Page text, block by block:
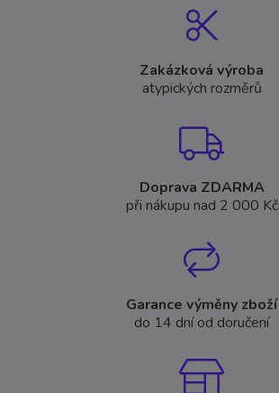
Zakázková výroba
atypických rozměrů
Doprava ZDARMA
při nákupu nad 2 000 Kč
Garance výměny zboží
do 14 dní od doručení